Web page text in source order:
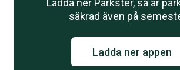
Ladda ner Parkster, så är
säkrad även på
Ladda ner appen